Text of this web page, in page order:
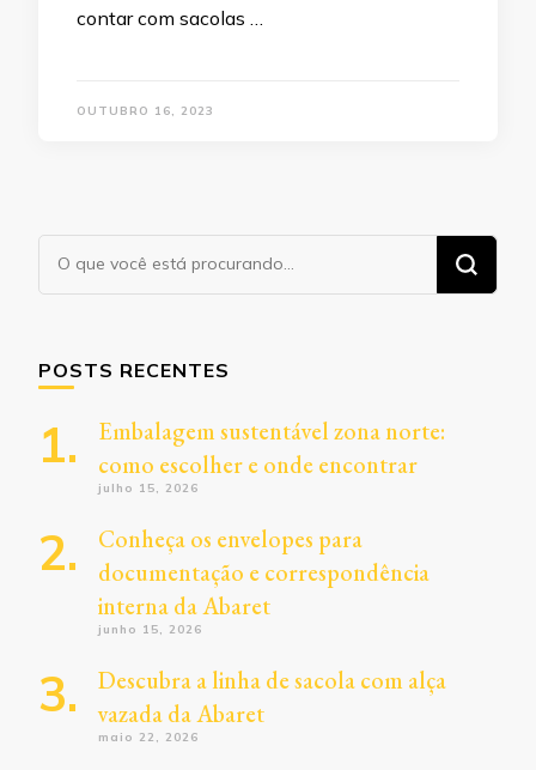
contar com sacolas …
OUTUBRO 16, 2023
Procurando
algo?
POSTS RECENTES
Embalagem sustentável zona norte:
como escolher e onde encontrar
julho 15, 2026
Conheça os envelopes para
documentação e correspondência
interna da Abaret
junho 15, 2026
Descubra a linha de sacola com alça
vazada da Abaret
maio 22, 2026